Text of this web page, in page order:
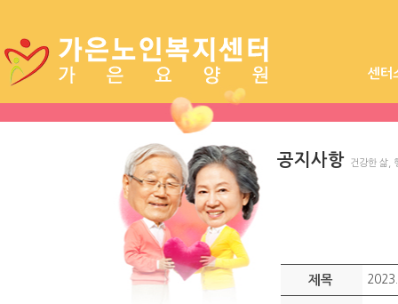
센터
시설
공지사항 건강한 삶,
제목